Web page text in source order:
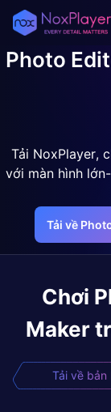
Photo
Tải NoxPlayer,
với màn hình
Tải về
Chơi
Maker
Tải về bản